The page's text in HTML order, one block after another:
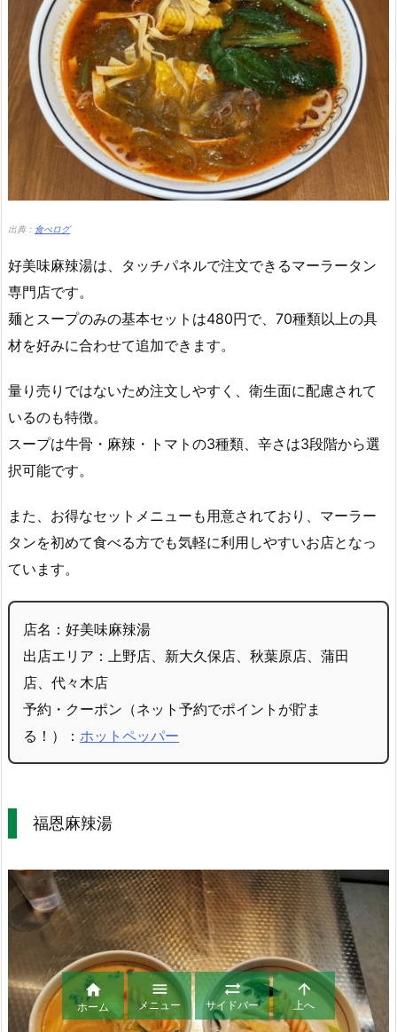
出典： 食べログ
好美味麻辣湯は、タッチパネルで注文できるマーラータン
専門店です。
麺とスープのみの基本セットは480円で、70種類以上の具
材を好みに合わせて追加できます。
量り売りではないため注文しやすく、衛生面に配慮されて
いるのも特徴。
スープは牛骨・麻辣・トマトの3種類、辛さは3段階から選
択可能です。
また、お得なセットメニューも用意されており、マーラー
タンを初めて食べる方でも気軽に利用しやすいお店となっ
ています。
店名：好美味麻辣湯
出店エリア：上野店、新大久保店、秋葉原店、蒲田
店、代々木店
予約・クーポン（ネット予約でポイントが貯ま
る！）： ホットペッパー
福恩麻辣湯

ホーム

メニュー

サイドバー

上へ